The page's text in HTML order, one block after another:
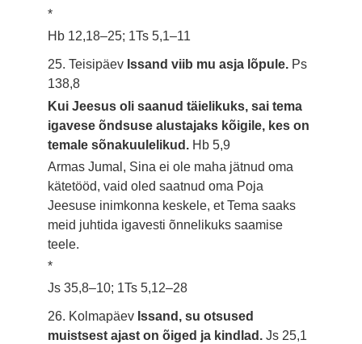
*
Hb 12,18–25; 1Ts 5,1–11
25. Teisipäev Issand viib mu asja lõpule. Ps
138,8
Kui Jeesus oli saanud täielikuks, sai tema
igavese õndsuse alustajaks kõigile, kes on
temale sõnakuulelikud. Hb 5,9
Armas Jumal, Sina ei ole maha jätnud oma
kätetööd, vaid oled saatnud oma Poja
Jeesuse inimkonna keskele, et Tema saaks
meid juhtida igavesti õnnelikuks saamise
teele.
*
Js 35,8–10; 1Ts 5,12–28
26. Kolmapäev Issand, su otsused
muistsest ajast on õiged ja kindlad.Js 25,1